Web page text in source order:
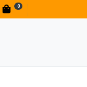
0